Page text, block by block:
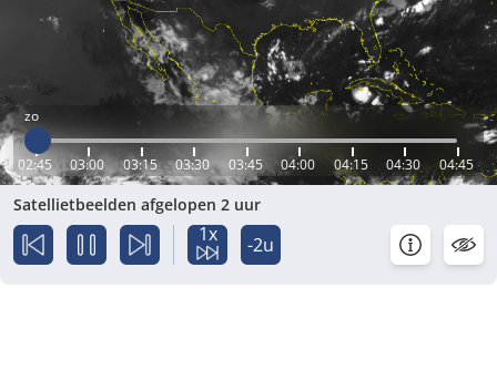
zo
02:45 03:00 03:15 03:30 03:45 04:00 04:15 04:30 04:45
Satellietbeelden afgelopen 2 uur
1x -2u